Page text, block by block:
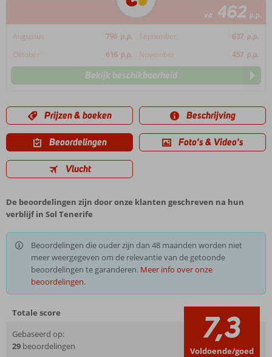
va 462 p.p.
Augustus 796 p.p. September 637 p.p.
Oktober
616 p.p. November 457 p.p.
Bekijk beschikbaarheid
Prijzen & boeken Beschrijving
Beoordelingen Foto's & Video's
Vlucht
De beoordelingen zijn door onze klanten geschreven na hun
verblijf in Sol Tenerife
Beoordelingen die ouder zijn dan 48 maanden worden niet
meer weergegeven om de relevantie van de getoonde
beoordelingen te garanderen. Meer info over onze
beoordelingen.
Totale score
Gebaseerd op:
29 beoordelingen 7,3
Voldoende/goed